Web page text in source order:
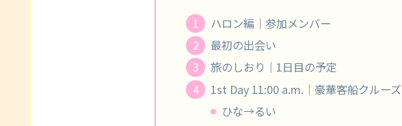
ハロン編｜参加メンバー
最初の出会い
旅のしおり｜1日目の予定
1st Day 11:00 a.m.｜豪華客船クルーズ
ひな→るい